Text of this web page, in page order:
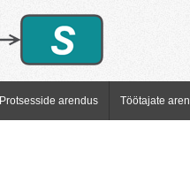
Protsesside arendus Töötajate